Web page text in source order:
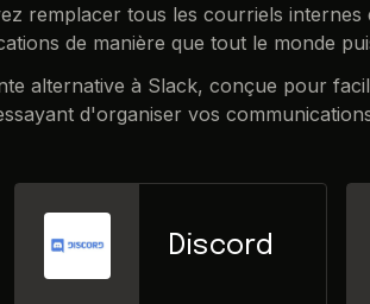
remplacer tous les courriels internes
de manière que tout le monde
alternative à Slack, conçue pour
d'organiser vos
Discord